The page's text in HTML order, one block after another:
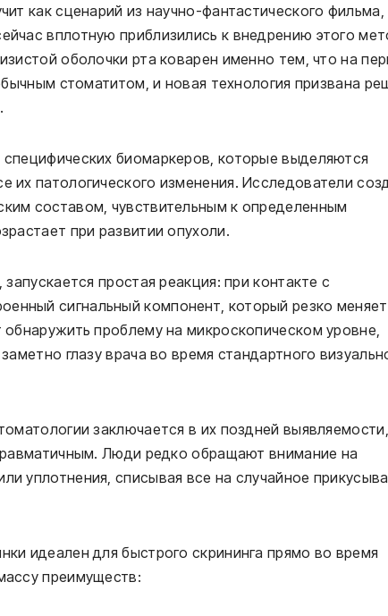
как сценарий из научно-фантастического фильма,
вплотную приблизились к внедрению этого
оболочки рта коварен именно тем, что на
стоматитом, и новая технология призвана
биомаркеров, которые выделяются
патологического изменения. Исследователи
составом, чувствительным к определенным
при развитии опухоли.
простая реакция: при контакте с
сигнальный компонент, который резко меняет
проблему на микроскопическом уровне,
глазу врача во время стандартного
заключается в их поздней выявляемости,
Люди редко обращают внимание на
уплотнения, списывая все на случайное
идеален для быстрого скрининга прямо во время
преимуществ: